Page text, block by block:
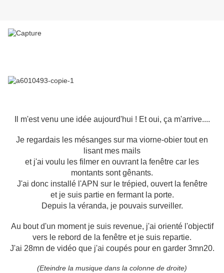
Il m'est venu une idée aujourd'hui ! Et oui, ça m'arrive....
Je regardais les mésanges sur ma viorne-obier tout en
lisant mes mails
et j'ai voulu les filmer en ouvrant la fenêtre car les
montants sont gênants.
J'ai donc installé l'APN sur le trépied, ouvert la fenêtre
et je suis partie en fermant la porte.
Depuis la véranda, je pouvais surveiller.
Au bout d'un moment je suis revenue, j'ai orienté l'objectif
vers le rebord de la fenêtre et je suis repartie.
J'ai 28mn de vidéo que j'ai coupés pour en garder 3mn20.
(Eteindre la musique dans la colonne de droite)